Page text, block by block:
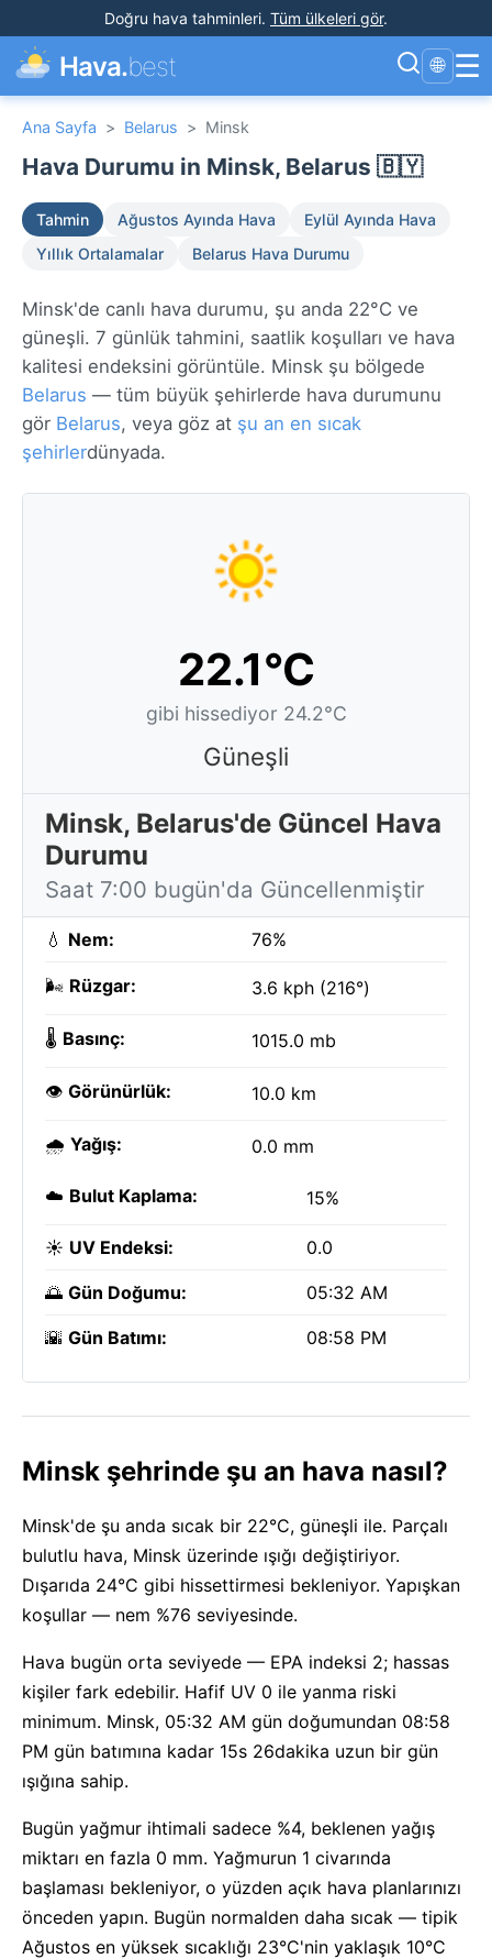
Doğru hava tahminleri. Tüm ülkeleri gör.
Hava.best 🌐 ☰
Ana Sayfa > Belarus > Minsk
Hava Durumu in Minsk, Belarus 🇧🇾
Tahmin Ağustos Ayında Hava
Eylül Ayında Hava
Yıllık Ortalamalar
Belarus Hava Durumu
Minsk'de canlı hava durumu, şu anda 22°C ve
güneşli. 7 günlük tahmini, saatlik koşulları ve hava
kalitesi endeksini görüntüle. Minsk şu bölgede
Belarus — tüm büyük şehirlerde hava durumunu
gör Belarus, veya göz at şu an en sıcak
şehirlerdünyada.
22.1°C
gibi hissediyor 24.2°C
Güneşli
Minsk, Belarus'de Güncel Hava
Durumu
Saat 7:00 bugün'da Güncellenmiştir
💧 Nem: 76%
🌬️ Rüzgar: 3.6 kph (216°)
🌡️ Basınç: 1015.0 mb
👁️ Görünürlük: 10.0 km
🌧️ Yağış: 0.0 mm
☁️ Bulut Kaplama: 15%
☀️ UV Endeksi: 0.0
🌅 Gün Doğumu: 05:32 AM
🌇 Gün Batımı: 08:58 PM
Minsk şehrinde şu an hava nasıl?
Minsk'de şu anda sıcak bir 22°C, güneşli ile. Parçalı
bulutlu hava, Minsk üzerinde ışığı değiştiriyor.
Dışarıda 24°C gibi hissettirmesi bekleniyor. Yapışkan
koşullar — nem %76 seviyesinde.
Hava bugün orta seviyede — EPA indeksi 2; hassas
kişiler fark edebilir. Hafif UV 0 ile yanma riski
minimum. Minsk, 05:32 AM gün doğumundan 08:58
PM gün batımına kadar 15s 26dakika uzun bir gün
ışığına sahip.
Bugün yağmur ihtimali sadece %4, beklenen yağış
miktarı en fazla 0 mm. Yağmurun 1 civarında
başlaması bekleniyor, o yüzden açık hava planlarınızı
önceden yapın. Bugün normalden daha sıcak — tipik
Ağustos en yüksek sıcaklığı 23°C'nin yaklaşık 10°C